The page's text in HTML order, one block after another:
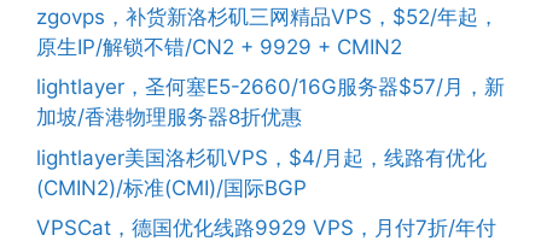
zgovps，补货新洛杉矶三网精品VPS，$52/年起，
原生IP/解锁不错/CN2 + 9929 + CMIN2
lightlayer，圣何塞E5-2660/16G服务器$57/月，新
加坡/香港物理服务器8折优惠
lightlayer美国洛杉矶VPS，$4/月起，线路有优化
(CMIN2)/标准(CMI)/国际BGP
VPSCat，德国优化线路9929 VPS，月付7折/年付